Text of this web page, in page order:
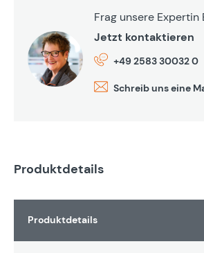
Frag unsere Expertin
Jetzt kontaktieren
+49 2583 30032 0
Schreib uns eine
Produktdetails
Produktdetails